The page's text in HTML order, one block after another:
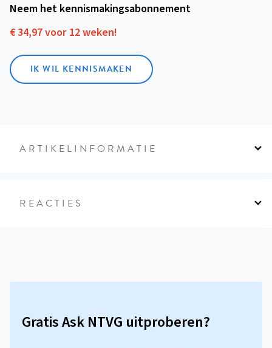
Neem het kennismakings­abonnement
€ 34,97 voor 12 weken!
IK WIL KENNISMAKEN
ARTIKELINFORMATIE
REACTIES
Gratis Ask NTVG uitproberen?